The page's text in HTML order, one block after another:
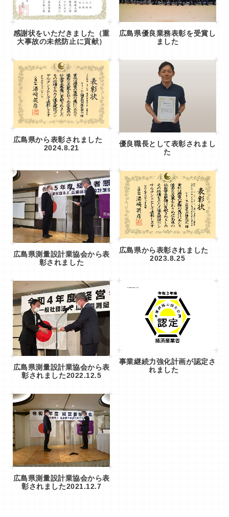
感謝状をいただきました（重
大事故の未然防止に貢献）
広島県優良業務表彰を受賞し
ました
広島県から表彰されました
2024.8.21
優良職長として表彰されまし
た
広島県測量設計業協会から表
彰されました
広島県から表彰されました
2023.8.25
広島県測量設計業協会から表
彰されました2022.12.5
事業継続力強化計画が認定さ
れました
広島県測量設計業協会から表
彰されました2021.12.7